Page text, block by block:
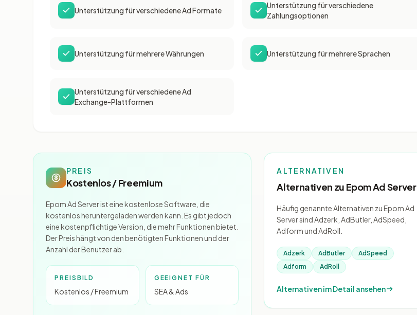
Unterstützung für verschiedene Ad Formate
Unterstützung für verschiedene
Zahlungsoptionen
Unterstützung für mehrere Währungen Unterstützung für mehrere Sprachen
Unterstützung für verschiedene Ad
Exchange-Plattformen
PREIS
Kostenlos / Freemium
Epom Ad Server ist eine kostenlose Software, die
kostenlos heruntergeladen werden kann. Es gibt jedoch
eine kostenpflichtige Version, die mehr Funktionen bietet.
Der Preis hängt von den benötigten Funktionen und der
Anzahl der Benutzer ab.
PREISBILD
Kostenlos / Freemium
GEEIGNET FÜR
SEA & Ads
ALTERNATIVEN
Alternativen zu Epom Ad Server
Häufig genannte Alternativen zu Epom Ad
Server sind Adzerk, AdButler, AdSpeed,
Adform und AdRoll.
Adzerk AdButler
AdSpeed
Adform
AdRoll
Alternativen im Detail ansehen